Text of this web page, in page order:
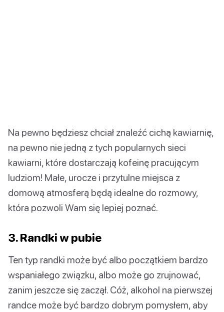
Na pewno będziesz chciał znaleźć cichą kawiarnię,
na pewno nie jedną z tych popularnych sieci
kawiarni, które dostarczają kofeinę pracującym
ludziom! Małe, urocze i przytulne miejsca z
domową atmosferą będą idealne do rozmowy,
która pozwoli Wam się lepiej poznać.
3. Randki w pubie
Ten typ randki może być albo początkiem bardzo
wspaniałego związku, albo może go zrujnować,
zanim jeszcze się zaczął. Cóż, alkohol na pierwszej
randce może być bardzo dobrym pomysłem, aby